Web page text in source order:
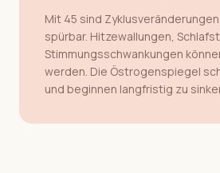
Mit 45 sind
spürbar. Hitzewallungen,
Stimmungsschwankungen
werden. Die Östrogenspiegel
und beginnen langfristig zu